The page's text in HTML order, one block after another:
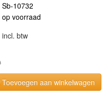
Sb-10732
op voorraad
incl. btw
Toevoegen aan winkelwagen